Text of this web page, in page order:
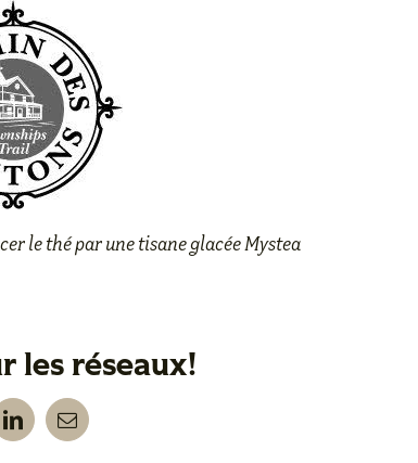
le thé parune tisane glacée Mystea
les réseaux!
LinkedInEmail